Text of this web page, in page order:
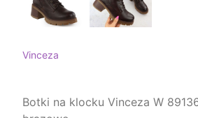
Vinceza
Botki na klocku Vinceza W